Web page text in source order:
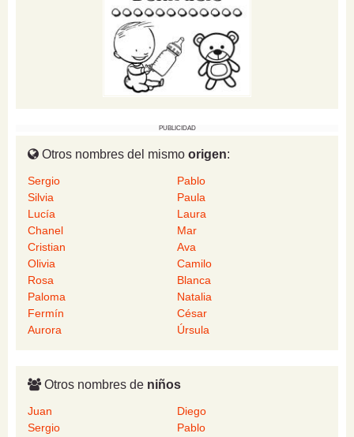
PUBLICIDAD
Otros nombres del mismo origen:
Sergio
Pablo
Silvia
Paula
Lucía
Laura
Chanel
Mar
Cristian
Ava
Olivia
Camilo
Rosa
Blanca
Paloma
Natalia
Fermín
César
Aurora
Úrsula
Otros nombres de niños
Juan
Diego
Sergio
Pablo